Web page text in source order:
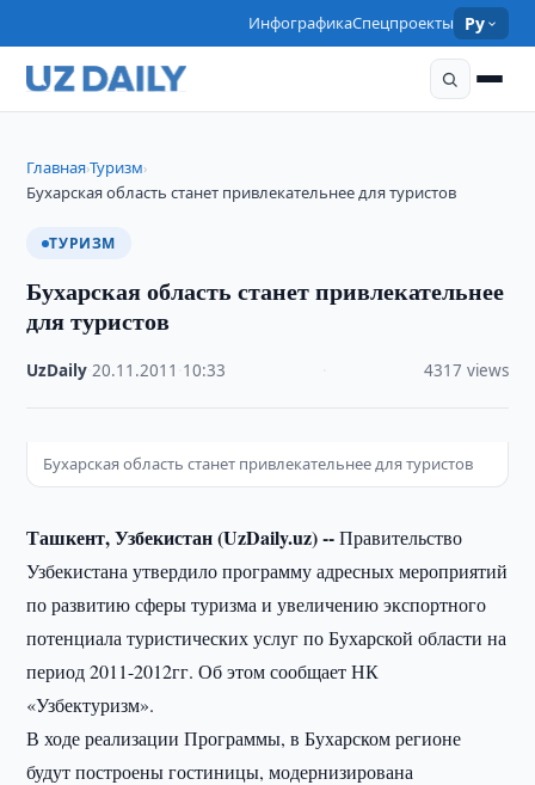
ИнфографикаСпецпроекты Ру
Главная›Туризм›
Бухарская область станет привлекательнее для туристов
ТУРИЗМ
Бухарская область станет привлекательнее
для туристов
UzDaily ·20.11.2011 10:33 4317 views
Бухарская область станет привлекательнее для туристов
Ташкент, Узбекистан (UzDaily.uz) --Правительство
Узбекистана утвердило программу адресных мероприятий
по развитию сферы туризма и увеличению экспортного
потенциала туристических услуг по Бухарской области на
период 2011-2012гг. Об этом сообщает НК
«Узбектуризм».
В ходе реализации Программы, в Бухарском регионе
будут построены гостиницы, модернизирована